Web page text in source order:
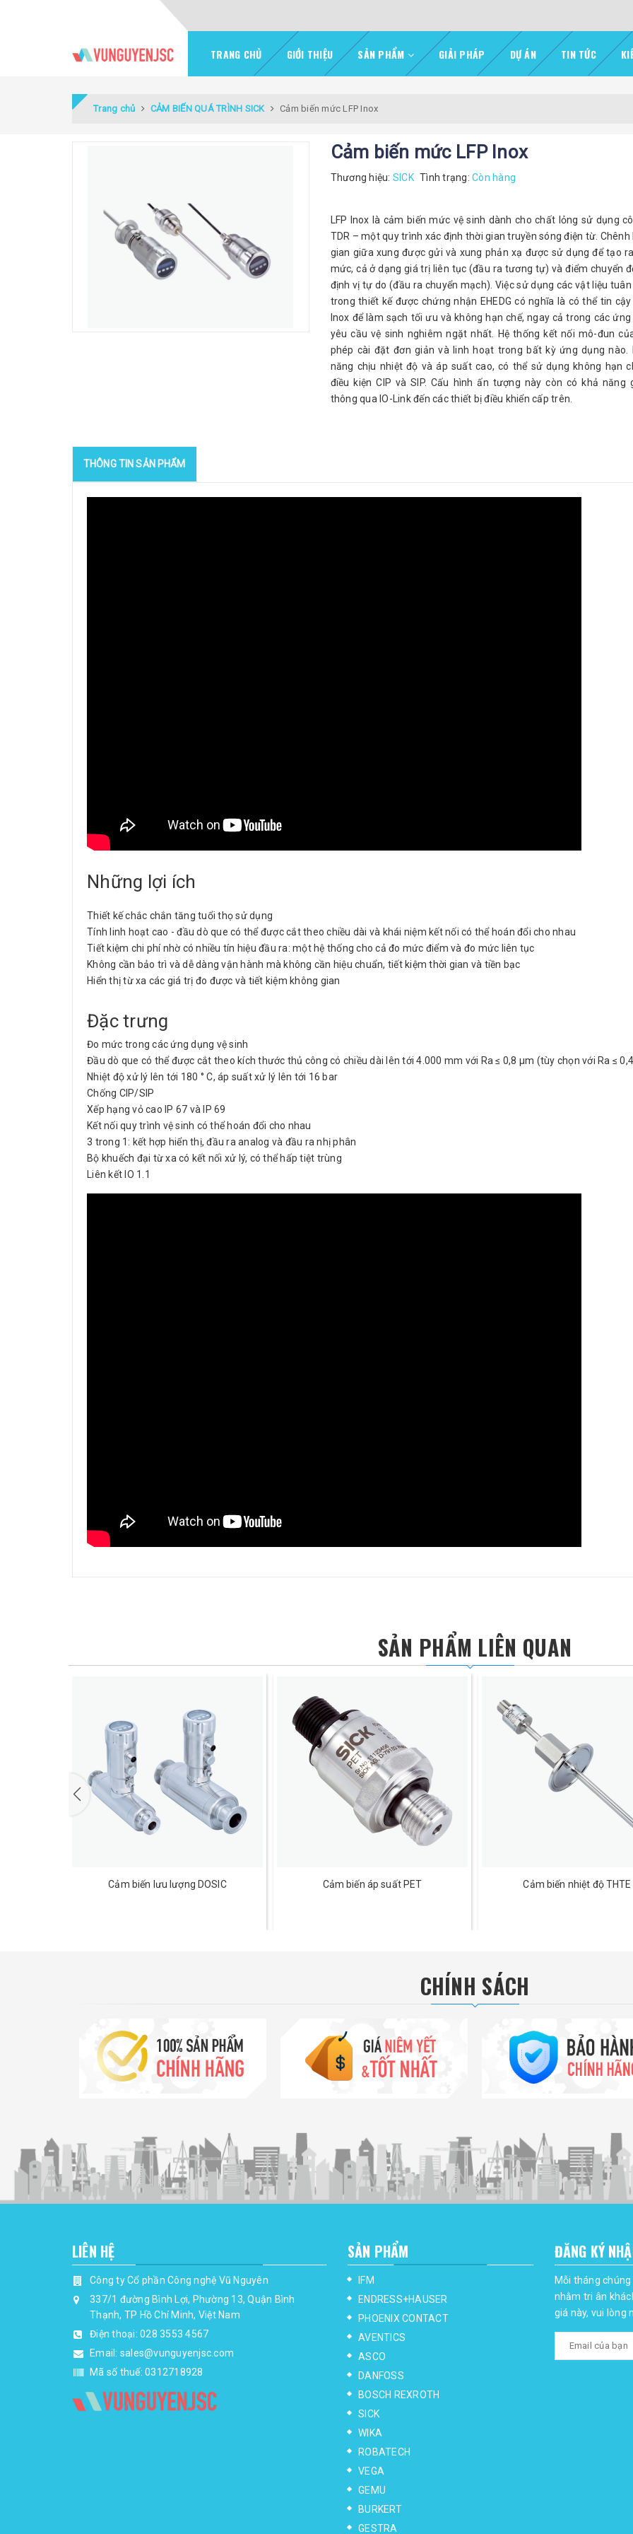
TRANG CHỦ GIỚI THIỆU SẢN PHẨM GIẢI PHÁP DỰ ÁN TIN TỨC
Trang chủ CẢM BIẾN QUÁ TRÌNH SICK Cảm biến mức LFP Inox
Cảm biến mức LFP Inox
Thương hiệu: SICK Tình trạng:Còn hàng
LFP Inox là cảm biến mức vệ sinh dành cho chất lỏng sử dụng
TDR – một quy trình xác định thời gian truyền sóng điện từ. Chênh
gian giữa xung được gửi và xung phản xạ được sử dụng để tạo
mức, cả ở dạng giá trị liên tục (đầu ra tương tự) và điểm chuyển
định vị tự do (đầu ra chuyển mạch). Việc sử dụng các vật liệu tuân
trong thiết kế được chứng nhận EHEDG có nghĩa là có thể tin cậy
Inox để làm sạch tối ưu và không hạn chế, ngay cả trong các ứng
yêu cầu vệ sinh nghiêm ngặt nhất. Hệ thống kết nối mô-đun
phép cài đặt đơn giản và linh hoạt trong bất kỳ ứng dụng nào.
năng chịu nhiệt độ và áp suất cao, có thể sử dụng không hạn
điều kiện CIP và SIP. Cấu hình ấn tượng này còn có khả năng
thông qua IO-Link đến các thiết bị điều khiển cấp trên.
THÔNG TIN SẢN PHẨM
Những lợi ích
Thiết kế chắc chắn tăng tuổi thọ sử dụng
Tính linh hoạt cao - đầu dò que có thể được cắt theo chiều dài và khái niệm kết nối có thể hoán đổi cho nhau
Tiết kiệm chi phí nhờ có nhiều tín hiệu đầu ra: một hệ thống cho cả đo mức điểm và đo mức liên tục
Không cần bảo trì và dễ dàng vận hành mà không cần hiệu chuẩn, tiết kiệm thời gian và tiền bạc
Hiển thị từ xa các giá trị đo được và tiết kiệm không gian
Đặc trưng
Đo mức trong các ứng dụng vệ sinh
Đầu dò que có thể được cắt theo kích thước thủ công có chiều dài lên tới 4.000 mm với Ra ≤ 0,8 µm (tùy chọn với Ra ≤
Nhiệt độ xử lý lên tới 180 ° C, áp suất xử lý lên tới 16 bar
Chống CIP/SIP
Xếp hạng vỏ cao IP 67 và IP 69
Kết nối quy trình vệ sinh có thể hoán đổi cho nhau
3 trong 1: kết hợp hiển thị, đầu ra analog và đầu ra nhị phân
Bộ khuếch đại từ xa có kết nối xử lý, có thể hấp tiệt trùng
Liên kết IO 1.1
SẢN PHẨM LIÊN QUAN
Cảm biến lưu lượng DOSIC Cảm biến áp suất PET Cảm biến nhiệt độ THTE
CHÍNH SÁCH
LIÊN HỆ
Công ty Cổ phần Công nghệ Vũ Nguyên
337/1 đường Bình Lợi, Phường 13, Quận Bình
Thạnh, TP Hồ Chí Minh, Việt Nam
Điện thoại: 028 3553 4567
Email: sales@vunguyenjsc.com
Mã số thuế: 0312718928
SẢN PHẨM
IFM
ENDRESS+HAUSER
PHOENIX CONTACT
AVENTICS
ASCO
DANFOSS
BOSCH REXROTH
SICK
WIKA
ROBATECH
VEGA
GEMU
BURKERT
GESTRA
ĐĂNG KÝ
Mỗi tháng
nhằm tri ân
giá này, vui lòng